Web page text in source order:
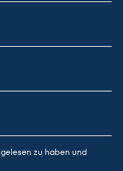
gelesen zu haben und